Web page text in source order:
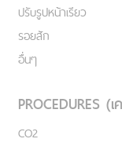
ปรับรูปหน้าเรียว
รอยสัก
อื่นๆ
PROCEDURES (
CO2